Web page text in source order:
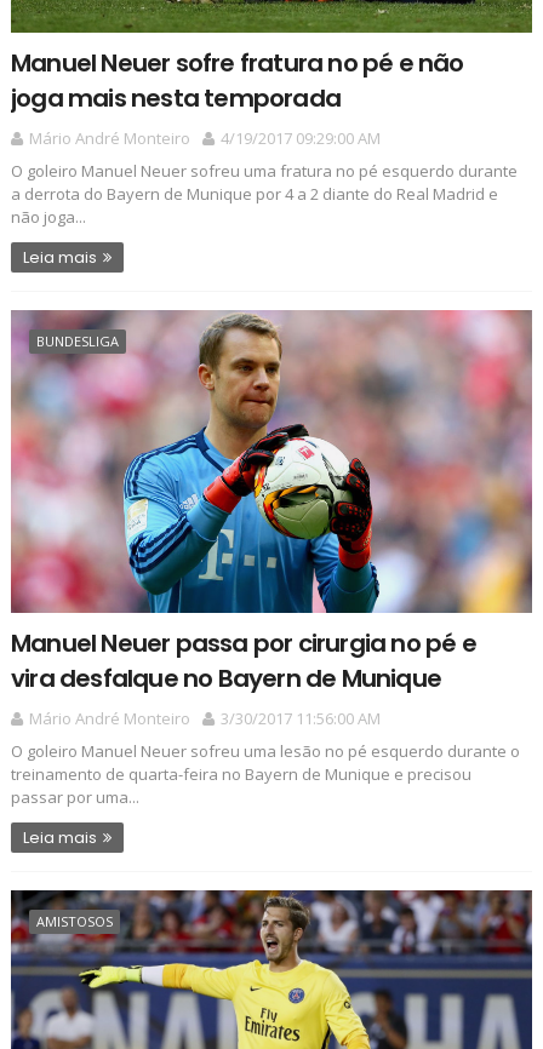
Manuel Neuer sofre fratura no pé e não
joga mais nesta temporada
Mário André Monteiro
4/19/2017 09:29:00 AM
O goleiro Manuel Neuer sofreu uma fratura no pé esquerdo durante
a derrota do Bayern de Munique por 4 a 2 diante do Real Madrid e
não joga...
Leia mais
BUNDESLIGA
Manuel Neuer passa por cirurgia no pé e
vira desfalque no Bayern de Munique
Mário André Monteiro
3/30/2017 11:56:00 AM
O goleiro Manuel Neuer sofreu uma lesão no pé esquerdo durante o
treinamento de quarta-feira no Bayern de Munique e precisou
passar por uma...
Leia mais
AMISTOSOS